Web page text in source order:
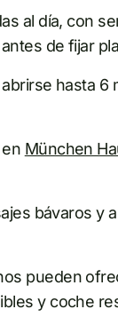
al día, con
de fijar
hasta
München
bávaros y
pueden
y coche